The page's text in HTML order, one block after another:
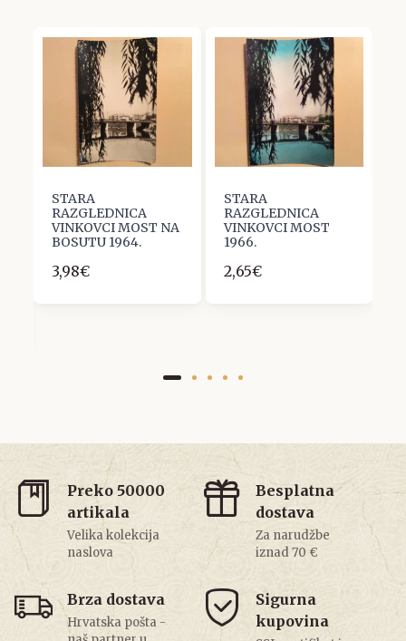
STARA
RAZGLEDNICA
VINKOVCI MOST NA
BOSUTU 1964.
3,98€
STARA
RAZGLEDNICA
VINKOVCI MOST
1966.
2,65€
Preko 50000
artikala
Velika kolekcija
naslova
Besplatna
dostava
Za narudžbe
iznad 70 €
Brza dostava
Hrvatska pošta -
Sigurna
kupovina